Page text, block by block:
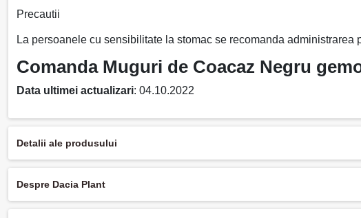
Precautii
La persoanele cu sensibilitate la stomac se recomanda administrarea
Comanda Muguri de Coacaz Negru
Data ultimei actualizari: 04.10.2022
Detalii ale produsului
Despre Dacia Plant